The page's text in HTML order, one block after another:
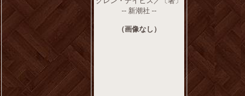
-- 新潮社 --
（画像なし）